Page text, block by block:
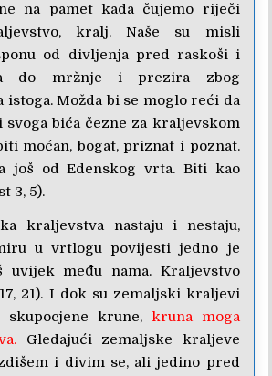
na pamet kada čujemo riječi
kralj. Naše su misli
od divljenja pred raskoši i
do mržnje i prezira zbog
istoga. Možda bi se moglo reći da
svoga bića čezne za kraljevskom
moćan, bogat, priznat i poznat.
još od Edenskog vrta. Biti kao
3, 5).
kraljevstva nastaju i nestaju,
u vrtlogu povijesti jedno je
uvijek među nama. Kraljevstvo
21). I dok su zemaljski kraljevi
krune, kruna moga
Gledajući zemaljske kraljeve
i divim se, ali jedino pred